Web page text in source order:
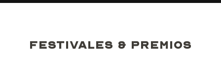
Festivales & premios